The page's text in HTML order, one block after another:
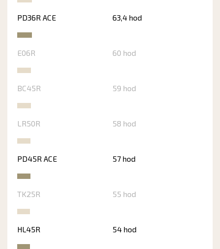
PD36R ACE 63,4 hod
E06R 60 hod
BC45R 59 hod
LR50R 58 hod
PD45R ACE 57 hod
TK25R 55 hod
HL45R 54 hod